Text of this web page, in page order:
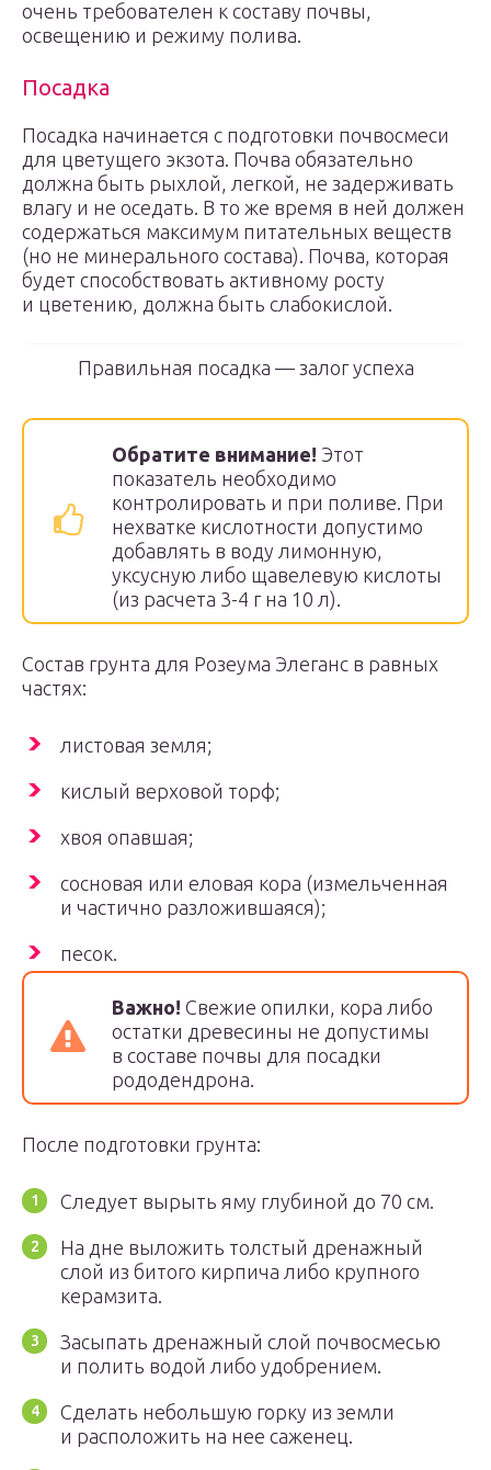
очень требователен к составу почвы,
освещению и режиму полива.
Посадка
Посадка начинается с подготовки почвосмеси
для цветущего экзота. Почва обязательно
должна быть рыхлой, легкой, не задерживать
влагу и не оседать. В то же время в ней должен
содержаться максимум питательных веществ
(но не минерального состава). Почва, которая
будет способствовать активному росту
и цветению, должна быть слабокислой.
Правильная посадка — залог успеха
Обратите внимание! Этот
показатель необходимо
контролировать и при поливе. При
нехватке кислотности допустимо
добавлять в воду лимонную,
уксусную либо щавелевую кислоты
(из расчета 3-4 г на 10 л).
Состав грунта для Розеума Элеганс в равных
частях:
листовая земля;
кислый верховой торф;
хвоя опавшая;
сосновая или еловая кора (измельченная
и частично разложившаяся);
песок.
Важно! Свежие опилки, кора либо
остатки древесины не допустимы
в составе почвы для посадки
рододендрона.
После подготовки грунта:
Следует вырыть яму глубиной до 70 см.
На дне выложить толстый дренажный
слой из битого кирпича либо крупного
керамзита.
Засыпать дренажный слой почвосмесью
и полить водой либо удобрением.
Сделать небольшую горку из земли
и расположить на нее саженец.